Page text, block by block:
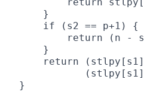
    }
    if (s2 == p+1) {
return (n -
    }
return
}